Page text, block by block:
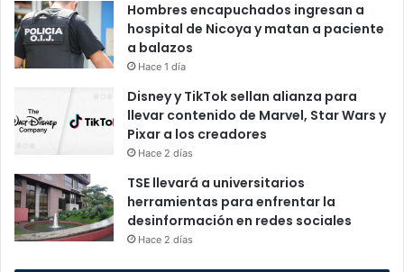
Hombres encapuchados ingresan a
hospital de Nicoya y matan a paciente
a balazos
Hace 1 día
Disney y TikTok sellan alianza para
llevar contenido de Marvel, Star Wars y
Pixar a los creadores
Hace 2 días
TSE llevará a universitarios
herramientas para enfrentar la
desinformación en redes sociales
Hace 2 días